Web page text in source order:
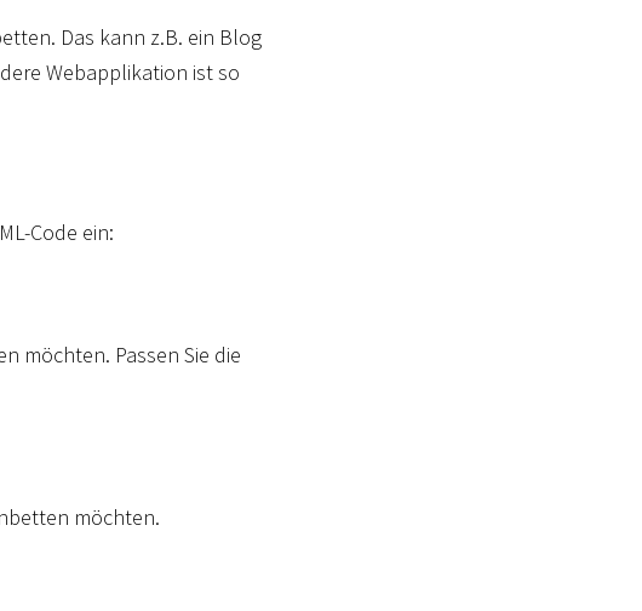
Das kann z.B. ein Blog
Webapplikation ist so
Code ein:
möchten. Passen Sie die
möchten.